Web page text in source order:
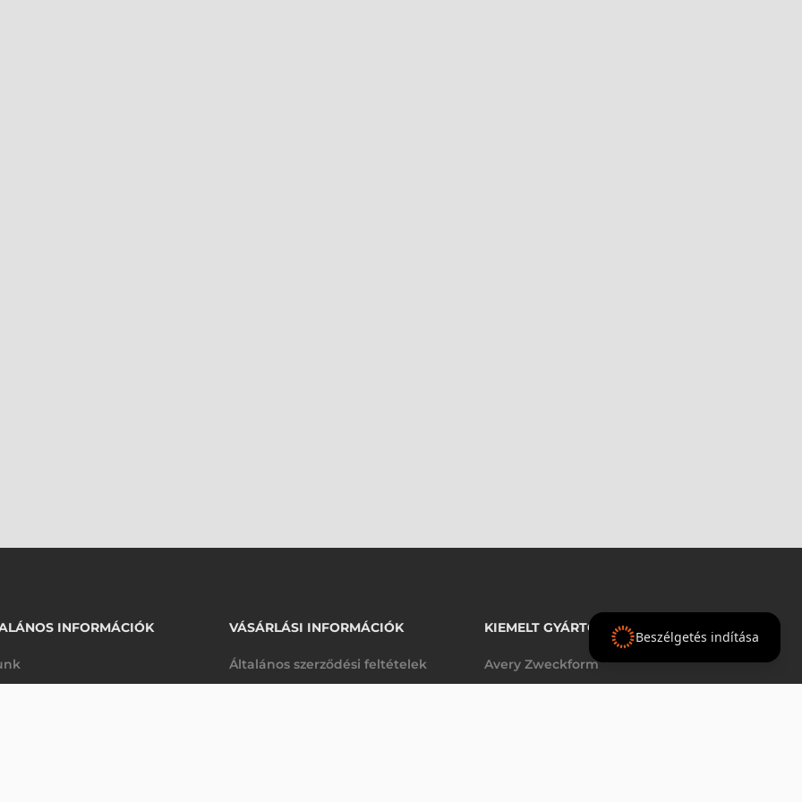
INFORMÁCIÓK VÁSÁRLÁSI INFORMÁCIÓK
Általános szerződési feltételek
KIEMELT GYÁRTÓINK
Avery Zweckform
Beszélgetés indítása